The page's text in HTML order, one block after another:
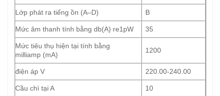
Lớp phát ra tiếng ồn (A–D) B
Mức âm thanh tính bằng db(A) re1pW 35
Mức tiêu thụ hiện tại tính bằng
milliamp (mA)
1200
điện áp V 220.00-240.00
Cầu chì tại A 10